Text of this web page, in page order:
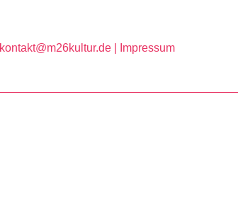
kontakt@m26kultur.de | Impressum